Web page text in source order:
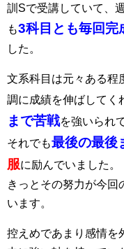
訓Sで受講していて、
も3科目とも毎回完
した。
文系科目は元々ある程
調に成績を伸ばしてく
まで苦戦を強いられ
それでも最後の最後
服に励んでいました。
きっとその努力が今回
います。
控えめであまり感情を